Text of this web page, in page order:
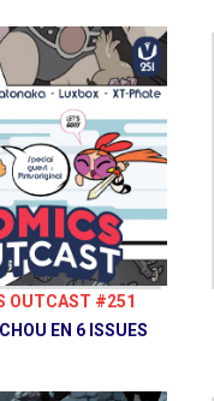
OUTCAST #251
EN 6 ISSUES